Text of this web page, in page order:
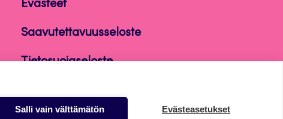
Evästeet
Saavutettavuusseloste
Tietosuojaseloste
Salli vain välttämätön Evästeasetukset